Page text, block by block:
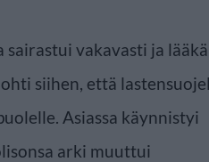
sairastui vakavasti ja
siihen, että
Asiassa käynnistyi
arki muuttui